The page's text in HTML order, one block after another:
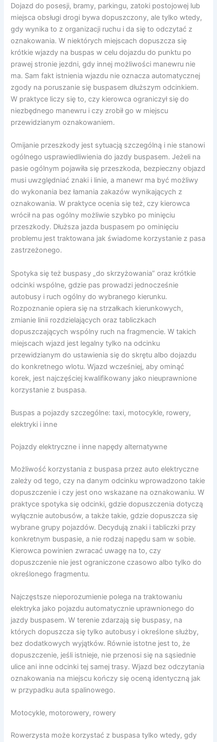
Dojazd do posesji, bramy, parkingu, zatoki postojowej lub
miejsca obsługi drogi bywa dopuszczony, ale tylko wtedy,
gdy wynika to z organizacji ruchu i da się to odczytać z
oznakowania. W niektórych miejscach dopuszcza się
krótkie wjazdy na buspas w celu dojazdu do punktu po
prawej stronie jezdni, gdy innej możliwości manewru nie
ma. Sam fakt istnienia wjazdu nie oznacza automatycznej
zgody na poruszanie się buspasem dłuższym odcinkiem.
W praktyce liczy się to, czy kierowca ograniczył się do
niezbędnego manewru i czy zrobił go w miejscu
przewidzianym oznakowaniem.
Omijanie przeszkody jest sytuacją szczególną i nie stanowi
ogólnego usprawiedliwienia do jazdy buspasem. Jeżeli na
pasie ogólnym pojawiła się przeszkoda, bezpieczny objazd
musi uwzględniać znaki i linie, a manewr ma być możliwy
do wykonania bez łamania zakazów wynikających z
oznakowania. W praktyce ocenia się też, czy kierowca
wrócił na pas ogólny możliwie szybko po minięciu
przeszkody. Dłuższa jazda buspasem po ominięciu
problemu jest traktowana jak świadome korzystanie z pasa
zastrzeżonego.
Spotyka się też buspasy „do skrzyżowania” oraz krótkie
odcinki wspólne, gdzie pas prowadzi jednocześnie
autobusy i ruch ogólny do wybranego kierunku.
Rozpoznanie opiera się na strzałkach kierunkowych,
zmianie linii rozdzielających oraz tabliczkach
dopuszczających wspólny ruch na fragmencie. W takich
miejscach wjazd jest legalny tylko na odcinku
przewidzianym do ustawienia się do skrętu albo dojazdu
do konkretnego wlotu. Wjazd wcześniej, aby ominąć
korek, jest najczęściej kwalifikowany jako nieuprawnione
korzystanie z buspasa.
Buspas a pojazdy szczególne: taxi, motocykle, rowery,
elektryki i inne
Pojazdy elektryczne i inne napędy alternatywne
Możliwość korzystania z buspasa przez auto elektryczne
zależy od tego, czy na danym odcinku wprowadzono takie
dopuszczenie i czy jest ono wskazane na oznakowaniu. W
praktyce spotyka się odcinki, gdzie dopuszczenia dotyczą
wyłącznie autobusów, a także takie, gdzie dopuszcza się
wybrane grupy pojazdów. Decydują znaki i tabliczki przy
konkretnym buspasie, a nie rodzaj napędu sam w sobie.
Kierowca powinien zwracać uwagę na to, czy
dopuszczenie nie jest ograniczone czasowo albo tylko do
określonego fragmentu.
Najczęstsze nieporozumienie polega na traktowaniu
elektryka jako pojazdu automatycznie uprawnionego do
jazdy buspasem. W terenie zdarzają się buspasy, na
których dopuszcza się tylko autobusy i określone służby,
bez dodatkowych wyjątków. Równie istotne jest to, że
dopuszczenie, jeśli istnieje, nie przenosi się na sąsiednie
ulice ani inne odcinki tej samej trasy. Wjazd bez odczytania
oznakowania na miejscu kończy się oceną identyczną jak
w przypadku auta spalinowego.
Motocykle, motorowery, rowery
Rowerzysta może korzystać z buspasa tylko wtedy, gdy